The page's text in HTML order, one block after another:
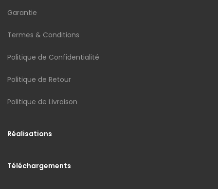
Garantie
Termes & Conditions
Politique de Confidentialité
Politique de Retour
Politique de Livraison
Réalisations
Téléchargements